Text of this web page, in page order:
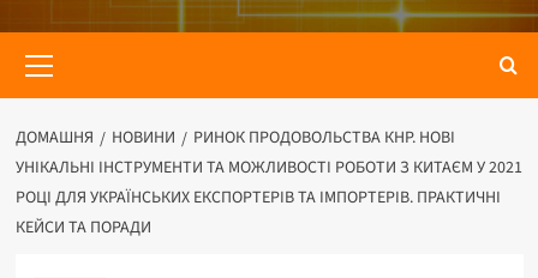
меню
ДОМАШНЯ НОВИНИ
РИНОК ПРОДОВОЛЬСТВА КНР. НОВІ
УНІКАЛЬНІ ІНСТРУМЕНТИ ТА МОЖЛИВОСТІ РОБОТИ З КИТАЄМ У 2021
РОЦІ ДЛЯ УКРАЇНСЬКИХ ЕКСПОРТЕРІВ ТА ІМПОРТЕРІВ. ПРАКТИЧНІ
КЕЙСИ ТА ПОРАДИ